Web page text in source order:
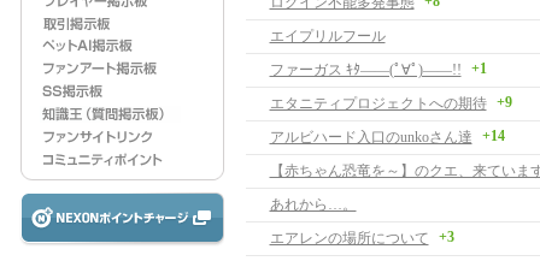
エイプリルフール
ファーガス ｷﾀ――(ﾟ∀ﾟ)――!!
+1
エタニティプロジェクトへの期待 +9
アルビハード入口のunkoさん達 +14
【赤ちゃん恐竜を～】のクエ、来ていま
あれから…。
エアレンの場所について
+3